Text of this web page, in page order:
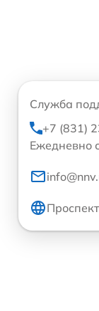
Служба
+7 (831)
Ежедневно